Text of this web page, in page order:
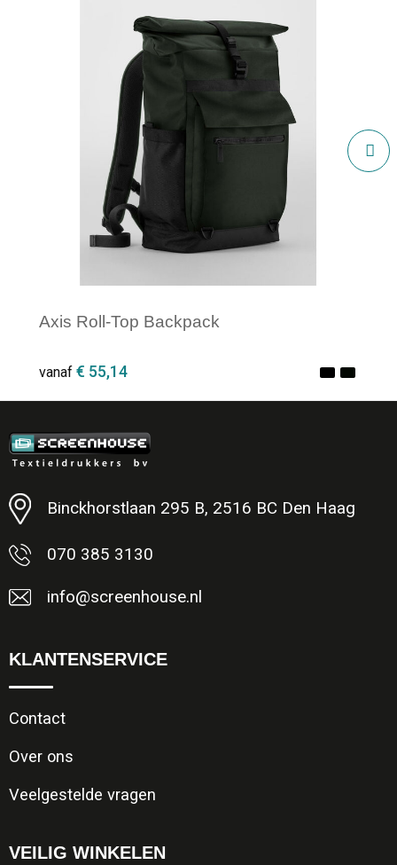
Axis Roll-Top Backpack
vanaf € 55,14
Minimale afname: 1
Binckhorstlaan 295 B, 2516 BC Den Haag
070 385 3130
info@screenhouse.nl
KLANTENSERVICE
Contact
Over ons
Veelgestelde vragen
VEILIG WINKELEN